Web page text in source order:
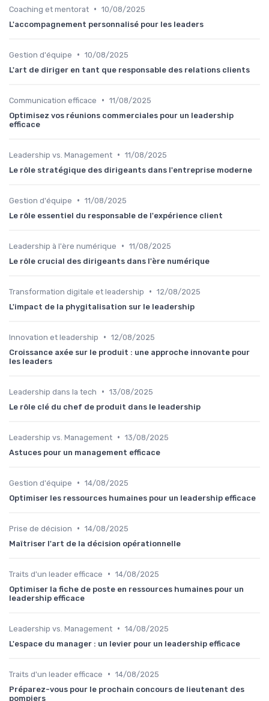
Coaching et mentorat • 10/08/2025
L'accompagnement personnalisé pour les leaders
Gestion d'équipe • 10/08/2025
L'art de diriger en tant que responsable des relations clients
Communication efficace • 11/08/2025
Optimisez vos réunions commerciales pour un leadership
efficace
Leadership vs. Management • 11/08/2025
Le rôle stratégique des dirigeants dans l'entreprise moderne
Gestion d'équipe • 11/08/2025
Le rôle essentiel du responsable de l'expérience client
Leadership à l'ère numérique • 11/08/2025
Le rôle crucial des dirigeants dans l'ère numérique
Transformation digitale et leadership • 12/08/2025
L'impact de la phygitalisation sur le leadership
Innovation et leadership • 12/08/2025
Croissance axée sur le produit : une approche innovante pour
les leaders
Leadership dans la tech • 13/08/2025
Le rôle clé du chef de produit dans le leadership
Leadership vs. Management • 13/08/2025
Astuces pour un management efficace
Gestion d'équipe • 14/08/2025
Optimiser les ressources humaines pour un leadership efficace
Prise de décision • 14/08/2025
Maîtriser l'art de la décision opérationnelle
Traits d'un leader efficace • 14/08/2025
Optimiser la fiche de poste en ressources humaines pour un
leadership efficace
Leadership vs. Management • 14/08/2025
L'espace du manager : un levier pour un leadership efficace
Traits d'un leader efficace • 14/08/2025
Préparez-vous pour le prochain concours de lieutenant des
pompiers